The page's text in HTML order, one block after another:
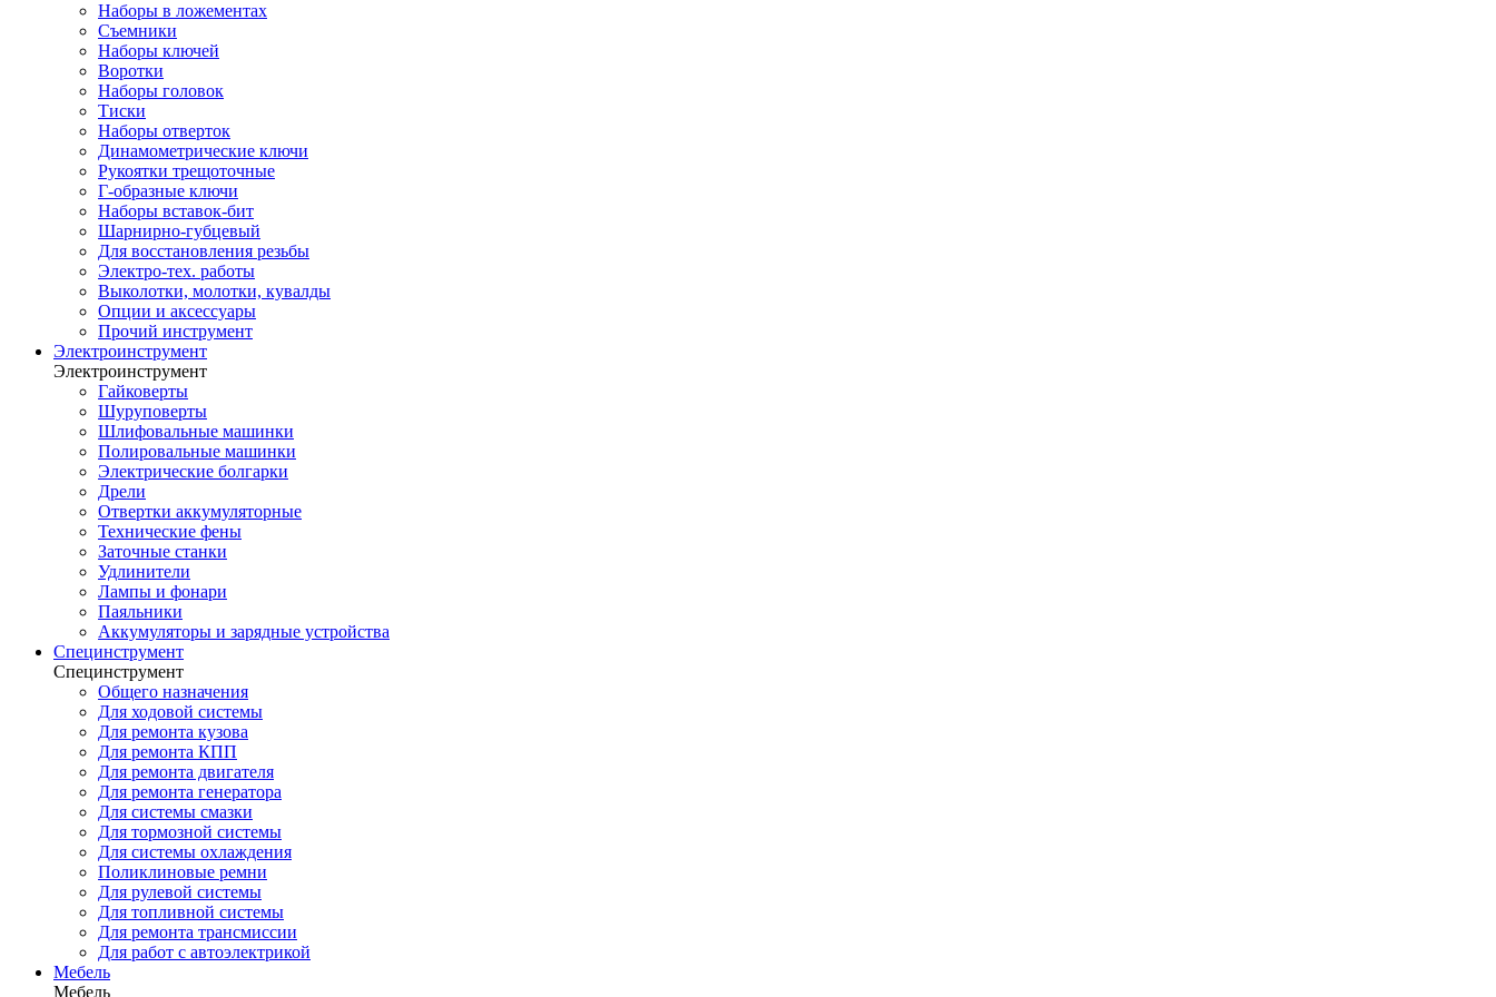
Наборы в ложементах
Съемники
Наборы ключей
Воротки
Наборы головок
Тиски
Наборы отверток
Динамометрические ключи
Рукоятки трещоточные
Г-образные ключи
Наборы вставок-бит
Шарнирно-губцевый
Для восстановления резьбы
Электро-тех. работы
Выколотки, молотки, кувалды
Опции и аксессуары
Прочий инструмент
Электроинструмент
Электроинструмент
Гайковерты
Шуруповерты
Шлифовальные машинки
Полировальные машинки
Электрические болгарки
Дрели
Отвертки аккумуляторные
Технические фены
Заточные станки
Удлинители
Лампы и фонари
Паяльники
Аккумуляторы и зарядные устройства
Специнструмент
Специнструмент
Общего назначения
Для ходовой системы
Для ремонта кузова
Для ремонта КПП
Для ремонта двигателя
Для ремонта генератора
Для системы смазки
Для тормозной системы
Для системы охлаждения
Поликлиновые ремни
Для рулевой системы
Для топливной системы
Для ремонта трансмиссии
Для работ с автоэлектрикой
Мебель
Мебель